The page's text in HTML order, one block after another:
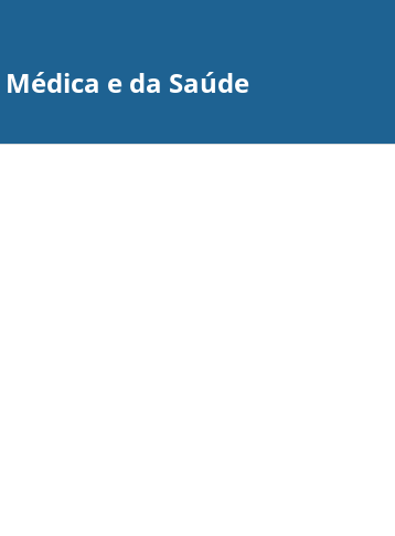
e da Saúde